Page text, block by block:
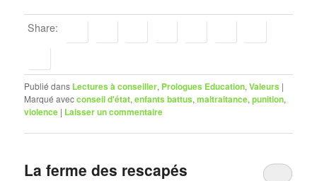
Share:
Publié dans Lectures à conseiller, Prologues Education,Valeurs |
Marqué avecconseil d'état,enfants battus,maltraitance,punition,
violence | Laisser un commentaire
La ferme des rescapés